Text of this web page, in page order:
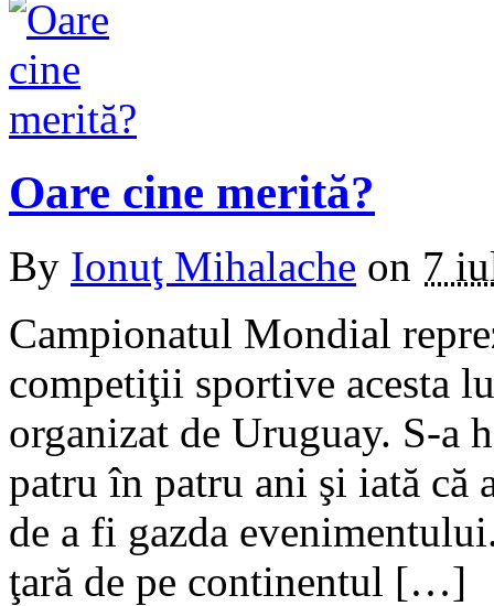
Oare cine merită?
By Ionuţ Mihalache on 7
Campionatul Mondial
competiţii sportive acesta
organizat de Uruguay. S-a
patru în patru ani şi iată că
de a fi gazda
ţară de pe continentul […]